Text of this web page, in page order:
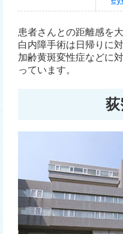
患者さんとの距離感を
白内障手術は日帰りに
加齢黄斑変性症などに
っています。
荻